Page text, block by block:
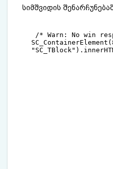
სიმშვიდის